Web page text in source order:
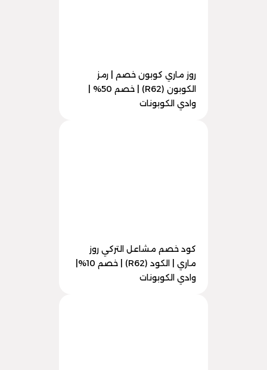
روز ماري كوبون خصم | رمز
الكوبون (R62) | خصم 50% |
وادي الكوبونات
كود خصم مشاعل التركي روز
ماري | الكود (R62) | خصم 10%|
وادي الكوبونات